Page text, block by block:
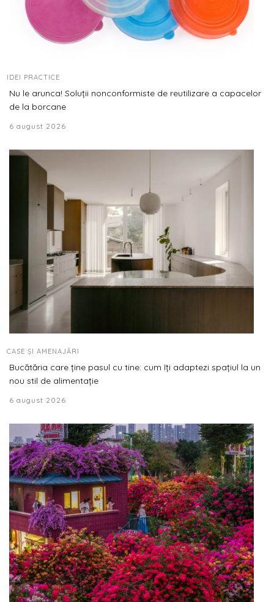
IDEI PRACTICE
Nu le arunca! Soluții nonconformiste de reutilizare a capacelor
de la borcane
6 august 2026
CASE ȘI AMENAJĂRI
Bucătăria care ține pasul cu tine: cum îți adaptezi spațiul la un
nou stil de alimentație
6 august 2026